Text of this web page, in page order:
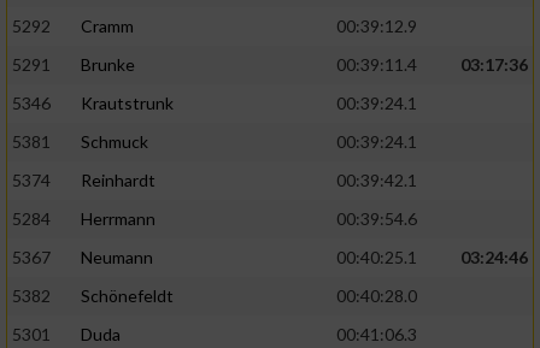
5292
Cramm
00:39:12.9
5291
Brunke 00:39:11.4
03:17:36
5346
Krautstrunk
00:39:24.1
5381
Schmuck
00:39:24.1
5374
Reinhardt
00:39:42.1
5284
Herrmann
00:39:54.6
5367
Neumann 00:40:25.1
03:24:46
5382
Schönefeldt
00:40:28.0
5301
Duda 00:41:06.3